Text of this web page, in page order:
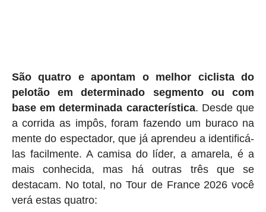
São quatro e apontam o melhor ciclista do
pelotão em determinado segmento ou com
base em determinada característica. Desde que
a corrida as impôs, foram fazendo um buraco na
mente do espectador, que já aprendeu a identificá-
las facilmente. A camisa do líder, a amarela, é a
mais conhecida, mas há outras três que se
destacam. No total, no Tour de France 2026 você
verá estas quatro: